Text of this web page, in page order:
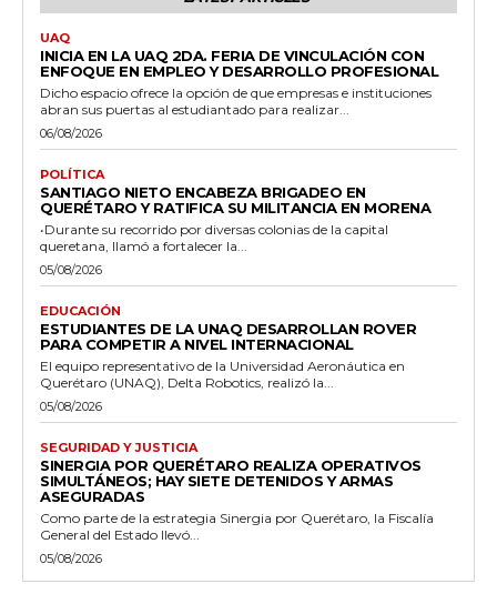
UAQ
INICIA EN LA UAQ 2DA. FERIA DE VINCULACIÓN CON
ENFOQUE EN EMPLEO Y DESARROLLO PROFESIONAL
Dicho espacio ofrece la opción de que empresas e instituciones
abran sus puertas al estudiantado para realizar...
06/08/2026
POLÍTICA
SANTIAGO NIETO ENCABEZA BRIGADEO EN
QUERÉTARO Y RATIFICA SU MILITANCIA EN MORENA
•Durante su recorrido por diversas colonias de la capital
queretana, llamó a fortalecer la...
05/08/2026
EDUCACIÓN
ESTUDIANTES DE LA UNAQ DESARROLLAN ROVER
PARA COMPETIR A NIVEL INTERNACIONAL
El equipo representativo de la Universidad Aeronáutica en
Querétaro (UNAQ), Delta Robotics, realizó la...
05/08/2026
SEGURIDAD Y JUSTICIA
SINERGIA POR QUERÉTARO REALIZA OPERATIVOS
SIMULTÁNEOS; HAY SIETE DETENIDOS Y ARMAS
ASEGURADAS
Como parte de la estrategia Sinergia por Querétaro, la Fiscalía
General del Estado llevó...
05/08/2026